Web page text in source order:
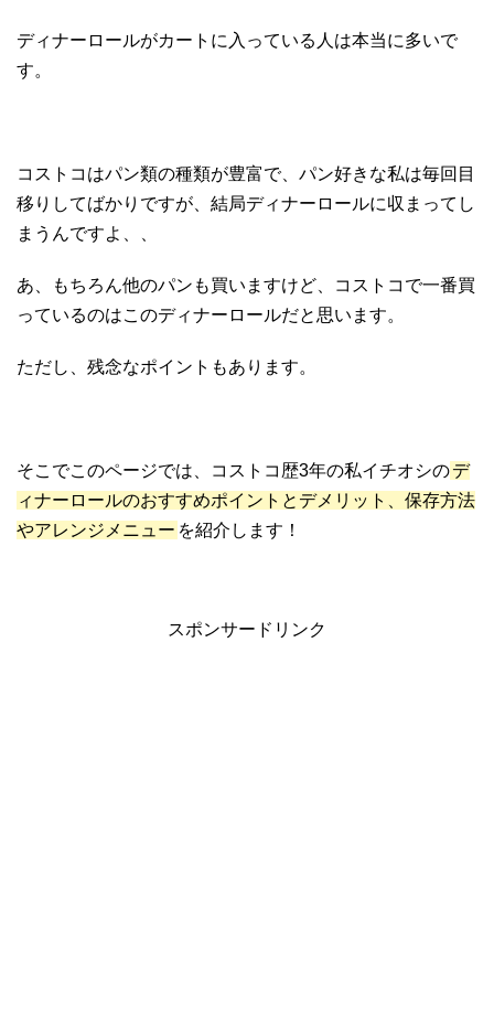
ディナーロールがカートに入っている人は本当に多いで
す。
コストコはパン類の種類が豊富で、パン好きな私は毎回目
移りしてばかりですが、結局ディナーロールに収まってし
まうんですよ、、
あ、もちろん他のパンも買いますけど、コストコで一番買
っているのはこのディナーロールだと思います。
ただし、残念なポイントもあります。
そこでこのページでは、コストコ歴3年の私イチオシのデ
ィナーロールのおすすめポイントとデメリット、保存方法
やアレンジメニュー を紹介します！
スポンサードリンク